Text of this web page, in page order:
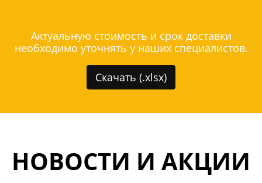
Актуальную стоимость и срок доставки
необходимо уточнять у наших специалистов.
Скачать (.xlsx)
НОВОСТИ И АКЦИИ